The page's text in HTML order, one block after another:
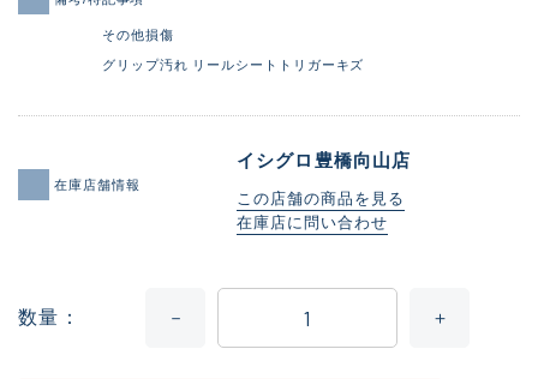
その他損傷
グリップ汚れ リールシートトリガーキズ
在庫店舗情報
イシグロ豊橋向山店
この店舗の商品を見る
在庫店に問い合わせ
数量